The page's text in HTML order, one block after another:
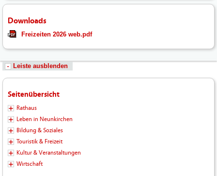
Downloads
Freizeiten 2026 web.pdf
Leiste ausblenden
Seitenübersicht
Rathaus
Leben in Neunkirchen
Bildung & Soziales
Touristik & Freizeit
Kultur & Veranstaltungen
Wirtschaft